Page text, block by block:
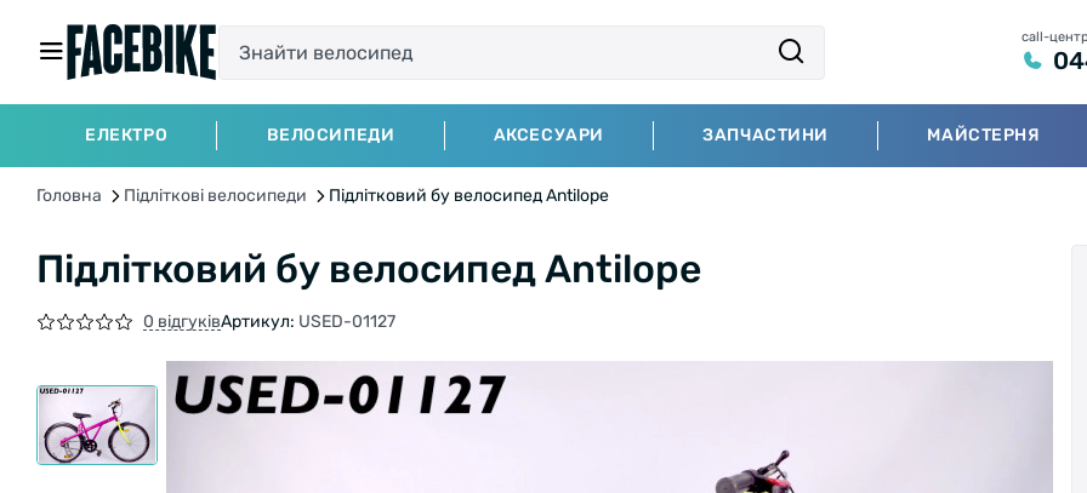
call-центр
ЕЛЕКТРО ВЕЛОСИПЕДИ АКСЕСУАРИ ЗАПЧАСТИНИ МАЙСТЕРНЯ
Головна Підліткові велосипеди Підлітковий бу велосипед Antilope
Підлітковий бу велосипед Antilope
0 відгуківАртикул: USED-01127